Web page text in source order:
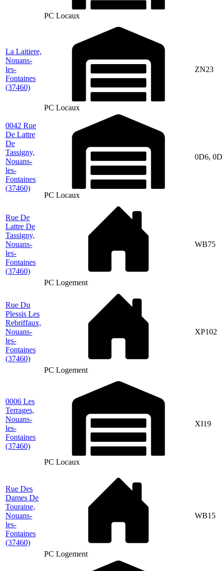
PC Locaux
La Laitiere,
Nouans-
les-
Fontaines
(37460)
PC Locaux
ZN23
0042 Rue
De Lattre
De
Tassigny,
Nouans-
les-
Fontaines
(37460)
PC Locaux
0D6,
Rue De
Lattre De
Tassigny,
Nouans-
les-
Fontaines
(37460)
PC Logement
WB75
Rue Du
Plessis Les
Rebriffaux,
Nouans-
les-
Fontaines
(37460)
PC Logement
XP102
0006 Les
Terrages,
Nouans-
les-
Fontaines
(37460)
PC Locaux
XI19
Rue Des
Dames De
Touraine,
Nouans-
les-
Fontaines
(37460)
PC Logement
WB15